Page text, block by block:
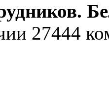
27444